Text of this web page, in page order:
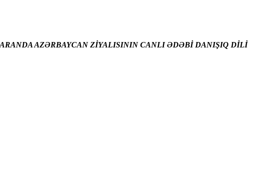
AZƏRBAYCAN ZİYALISININ CANLI ƏDƏBİ DANIŞIQ DİLİ